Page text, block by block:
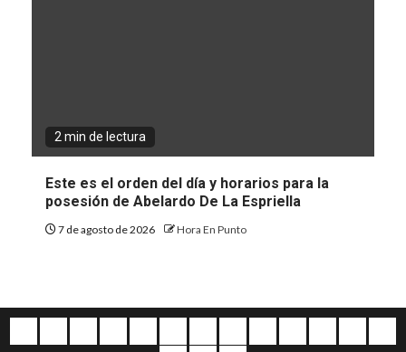
2 min de lectura
Este es el orden del día y horarios para la
posesión de Abelardo De La Espriella
7 de agosto de 2026 Hora En Punto